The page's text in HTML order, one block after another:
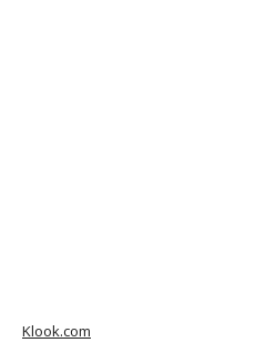
Klook.com